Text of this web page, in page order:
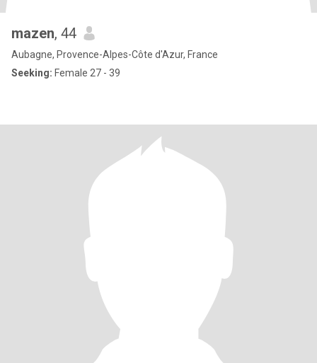
mazen, 44
Aubagne, Provence-Alpes-Côte d'Azur, France
Seeking: Female 27 - 39